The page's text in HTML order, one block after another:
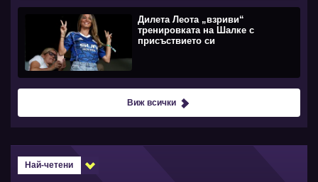
Дилета Леота „взриви“
тренировката на Шалке с
присъствието си
Виж всички
Най-четени